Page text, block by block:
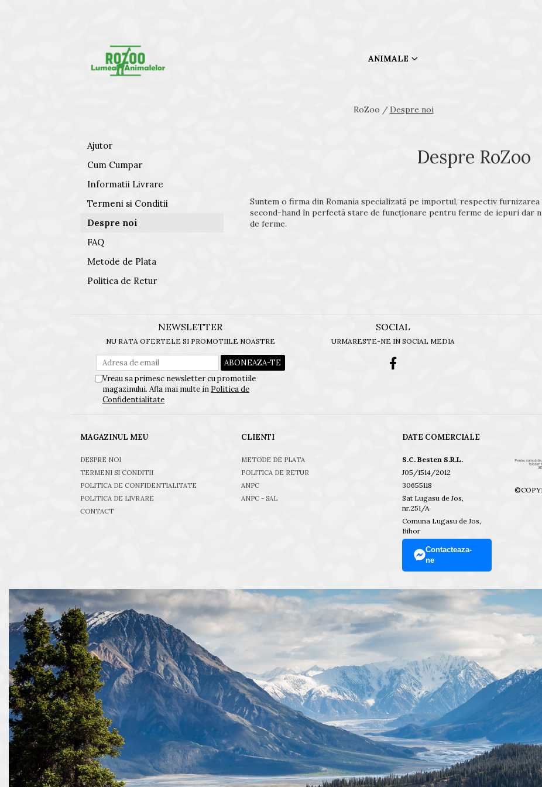
ANIMALE
RoZoo /Despre noi
Despre RoZoo
Suntem o firma din Romania specializată pe importul, respectiv
second-hand în perfectă stare de funcţionare pentru ferme de iepuri dar
de ferme.
Ajutor
Cum Cumpar
Informatii Livrare
Termeni si Conditii
Despre noi
FAQ
Metode de Plata
Politica de Retur
NEWSLETTER
NU RATA OFERTELE SI PROMOTIILE NOASTRE
Vreau sa primesc newsletter cu promotiile
magazinului. Afla mai multe in Politica de
Confidentialitate
SOCIAL
URMARESTE-NE IN SOCIAL MEDIA
MAGAZINUL MEU
DESPRE NOI
TERMENI SI CONDITII
POLITICA DE CONFIDENTIALITATE
POLITICA DE LIVRARE
CONTACT
CLIENTI
METODE DE PLATA
POLITICA DE RETUR
ANPC
ANPC - SAL
DATE COMERCIALE
S.C. Besten S.R.L.
J05/1514/2012
30655118
Sat Lugasu de Jos,
nr.251/A
Comuna Lugasu de Jos,
Bihor
Contacteaza-
ne